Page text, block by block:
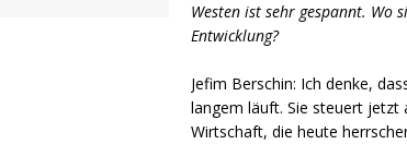
Westen ist sehr gespannt. Wo
Entwicklung?
Jefim Berschin: Ich denke,
langem läuft. Sie steuert jetzt
Wirtschaft, die heute